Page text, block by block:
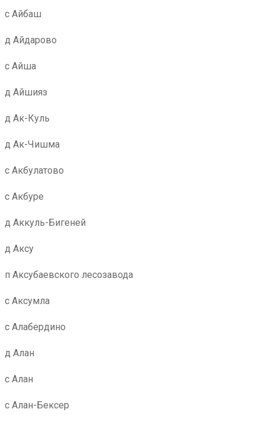
с Айбаш
д Айдарово
с Айша
д Айшияз
д Ак-Куль
д Ак-Чишма
с Акбулатово
с Акбуре
д Аккуль-Бигеней
д Аксу
п Аксубаевского лесозавода
с Аксумла
с Алабердино
д Алан
с Алан
с Алан-Бексер